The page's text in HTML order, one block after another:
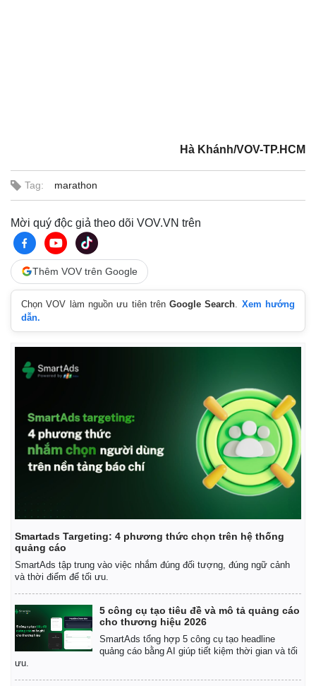
Ăn sạch sống khỏe
Hà Khánh/VOV-TP.HCM
Tag: marathon
Mời quý độc giả theo dõi VOV.VN trên
Thêm VOV trên Google
Chọn VOV làm nguồn ưu tiên trênGoogle Search
Xem hướng
dẫn.
Smartads Targeting: 4 phương thức chọn trên hệ thống
quảng cáo
SmartAds tập trung vào việc nhắm đúng đối tượng, đúng ngữ cảnh
và thời điểm để tối ưu.
5 công cụ tạo tiêu đề và mô tả quảng cáo
cho thương hiệu 2026
SmartAds tổng hợp 5 công cụ tạo headline
quảng cáo bằng AI giúp tiết kiệm thời gian và tối
ưu.